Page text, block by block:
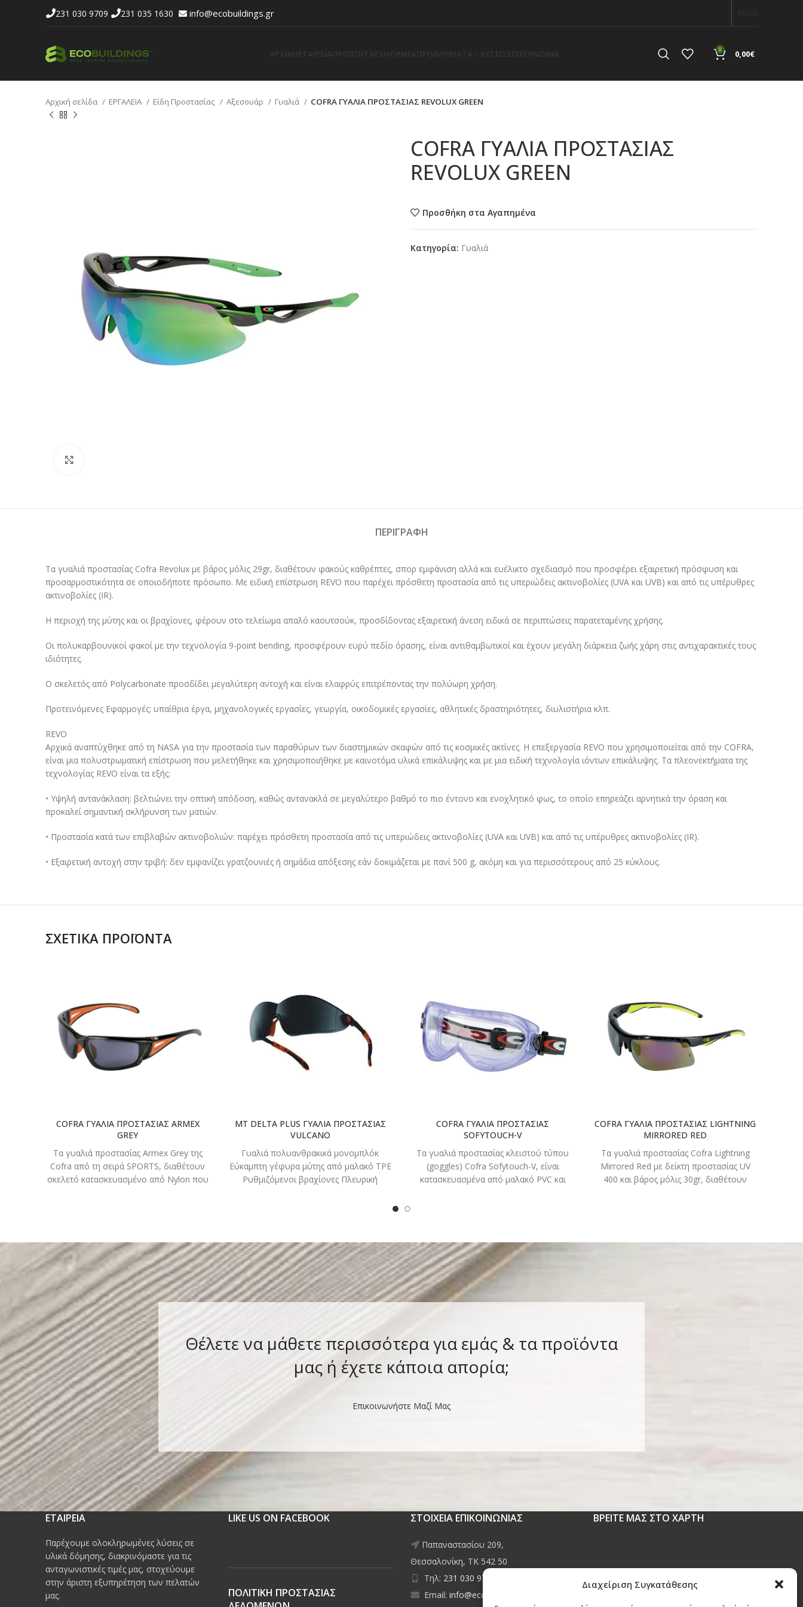
Διαχείριση Συγκατάθεσης
231 030 9709 231 035 1630 info@ecobuildings.gr
0 0,00€
Αρχική σελίδα ΕΡΓΑΛΕΙΑ Είδη Προστασίας Αξεσουάρ Γυαλιά COFRA ΓΥΑΛΙΑ ΠΡΟΣΤΑΣΙΑΣ REVOLUX GREEN
COFRA ΓΥΑΛΙΑ ΠΡΟΣΤΑΣΙΑΣ
REVOLUX GREEN
Προσθήκη στα Αγαπημένα
Κατηγορία: Γυαλιά
ΠΕΡΙΓΡΑΦΉ
Τα γυαλιά προστασίας Cofra Revolux με βάρος μόλις 29gr, διαθέτουν φακούς καθρέπτες, σπορ εμφάνιση αλλά και ευέλικτο σχεδιασμό που προσφέρει εξαιρετική πρόσφυση και
προσαρμοστικότητα σε οποιοδήποτε πρόσωπο. Με ειδική επίστρωση REVO που παρέχει πρόσθετη προστασία από τις υπεριώδεις ακτινοβολίες (UVA και UVB) και από τις υπέρυθρες
ακτινοβολίες (IR).
Η περιοχή της μύτης και οι βραχίονες, φέρουν στο τελείωμα απαλό καουτσούκ, προσδίδοντας εξαιρετική άνεση ειδικά σε περιπτώσεις παρατεταμένης χρήσης.
Οι πολυκαρβουνικοί φακοί με την τεχνολογία 9-point bending, προσφέρουν ευρύ πεδίο όρασης, είναι αντιθαμβωτικοί και έχουν μεγάλη διάρκεια ζωής χάρη στις αντιχαρακτικές τους
ιδιότητες.
Ο σκελετός από Polycarbonate προσδίδει μεγαλύτερη αντοχή και είναι ελαφρύς επιτρέποντας την πολύωρη χρήση.
Προτεινόμενες Εφαρμογές: υπαίθρια έργα, μηχανολογικές εργασίες, γεωργία, οικοδομικές εργασίες, αθλητικές δραστηριότητες, διυλιστήρια κλπ.
REVO
Αρχικά αναπτύχθηκε από τη NASA για την προστασία των παραθύρων των διαστημικών σκαφών από τις κοσμικές ακτίνες. H επεξεργασία REVO που χρησιμοποιείται από την COFRA,
είναι μια πολυστρωματική επίστρωση που μελετήθηκε και χρησιμοποιήθηκε με καινοτόμα υλικά επικάλυψης και με μια ειδική τεχνολογία ιόντων επικάλυψης. Τα πλεονεκτήματα της
τεχνολογίας REVO είναι τα εξής:
• Υψηλή αντανάκλαση: βελτιώνει την οπτική απόδοση, καθώς αντανακλά σε μεγαλύτερο βαθμό το πιο έντονο και ενοχλητικό φως, το οποίο επηρεάζει αρνητικά την όραση και
προκαλεί σημαντική σκλήρυνση των ματιών.
• Προστασία κατά των επιβλαβών ακτινοβολιών: παρέχει πρόσθετη προστασία από τις υπεριώδεις ακτινοβολίες (UVA και UVB) και από τις υπέρυθρες ακτινοβολίες (IR).
• Εξαιρετική αντοχή στην τριβή: δεν εμφανίζει γρατζουνιές ή σημάδια απόξεσης εάν δοκιμάζεται με πανί 500 g, ακόμη και για περισσότερους από 25 κύκλους.
ΣΧΕΤΙΚΆ ΠΡΟΪΌΝΤΑ
COFRA ΓΥΑΛΙΑ ΠΡΟΣΤΑΣΙΑΣ ARMEX
GREY
Τα γυαλιά προστασίας Armex Grey της
Cofra από τη σειρά SPORTS, διαθέτουν
σκελετό κατασκευασμένο από Nylon που
ΠΕΡΙΣΣΟΤΕΡΑ
MT DELTA PLUS ΓΥΑΛΙΑ ΠΡΟΣΤΑΣΙΑΣ
VULCANO
Γυαλιά πολυανθρακικά μονομπλόκ
Εύκαμπτη γέφυρα μύτης από μαλακό TPE
Ρυθμιζόμενοι βραχίονες Πλευρική
ΔΙΑΒΑΣΤΕ
ΠΕΡΙΣΣΟΤΕΡΑ
COFRA ΓΥΑΛΙΑ ΠΡΟΣΤΑΣΙΑΣ
SOFYTOUCH-V
Τα γυαλιά προστασίας κλειστού τύπου
(goggles) Cofra Sofytouch-V, είναι
κατασκευασμένα από μαλακό PVC και
ΠΕΡΙΣΣΟΤΕΡΑ
COFRA ΓΥΑΛΙΑ ΠΡΟΣΤΑΣΙΑΣ LIGHTNING
MIRRORED RED
Τα γυαλιά προστασίας Cofra Lightning
Mirrored Red με δείκτη προστασίας UV
400 και βάρος μόλις 30gr, διαθέτουν
ΠΕΡΙΣΣΟΤΕΡΑ
Θέλετε να μάθετε περισσότερα για εμάς & τα προϊόντα
μας ή έχετε κάποια απορία;
Επικοινωνήστε Μαζί Μας
ΕΤΑΙΡΕΙΑ
Παρέχουμε ολοκληρωμένες λύσεις σε
υλικά δόμησης, διακρινόμαστε για τις
ανταγωνιστικές τιμές μας, στοχεύουμε
στην άριστη εξυπηρέτηση των πελατών
μας.
LIKE US ON FACEBOOK
ΠΟΛΙΤΙΚΗ ΠΡΟΣΤΑΣΙΑΣ
ΣΤΟΙΧΕΙΑ ΕΠΙΚΟΙΝΩΝΙΑΣ
Παπαναστασίου 209,
Θεσσαλονίκη, ΤΚ 542 50
Τηλ: 231 030 9709
Email: info@ecobuildings.gr
ΒΡΕΙΤΕ ΜΑΣ ΣΤΟ ΧΑΡΤΗ